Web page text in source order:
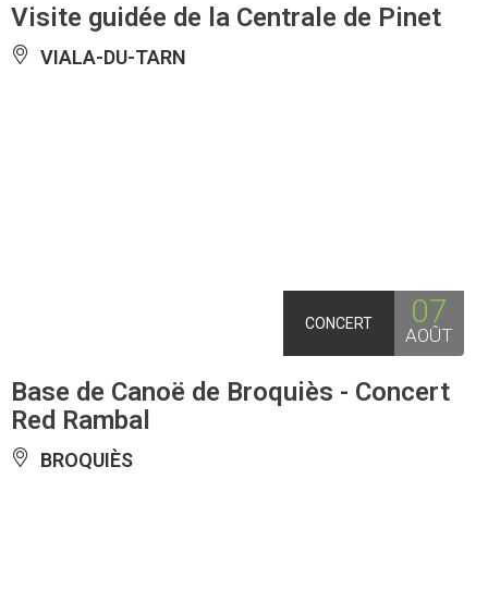
Visite guidée de la Centrale de Pinet
VIALA-DU-TARN
CONCERT 07
AOÛT
Base de Canoë de Broquiès - Concert
Red Rambal
BROQUIÈS